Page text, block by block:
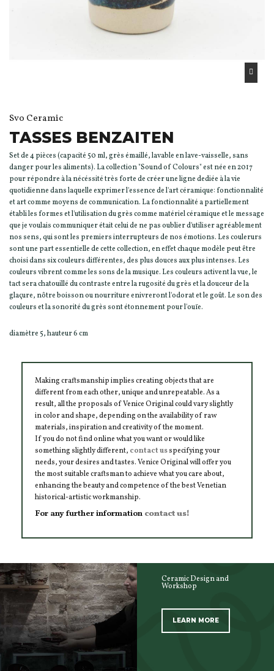
Svo Ceramic
TASSES BENZAITEN
Set de 4 pièces (capacité 50 ml, grès émaillé, lavable en lave-vaisselle, sans
danger pour les aliments). La collection "Sound of Colours" est née en 2017
pour répondre à la nécéssité très forte de créer une ligne dediée à la vie
quotidienne dans laquelle exprimer l'essence de l'art céramique: fonctionnalité
et art comme moyens de communication. La fonctionnalité a partiellement
établi les formes et l'utilisation du grès comme matériel céramique et le message
que je voulais communiquer était celui de ne pas oublier d'utiliser agréablement
nos sens, qui sont les premiers interrupteurs de nos émotions. Les coulerurs
sont une part essentielle de cette collection, en effet chaque modèle peut être
choisi dans six couleurs différentes, des plus douces aux plus intenses. Les
couleurs vibrent comme les sons de la musique. Les couleurs activent la vue, le
tact sera chatouillé du contraste entre la rugosité du grès et la douceur de la
glaçure, nôtre boisson ou nourriture enivreront l'odorat et le goût. Le son des
couleurs et la sonorité du grès sont étonnement pour l'ouïe.
diamètre 5, hauteur 6 cm
Making craftsmanship implies creating objects that are
different from each other, unique and unrepeatable. As a
result, all the proposals of Venice Original could vary slightly
in color and shape, depending on the availability of raw
materials, inspiration and creativity of the moment.
If you do not find online what you want or would like
something slightly different, contact usspecifying your
needs, your desires and tastes. Venice Original will offer you
the most suitable craftsman to achieve what you care about,
enhancing the beauty and competence of the best Venetian
historical-artistic workmanship.
For any further information contact us!
Ceramic Design and
Workshop
LEARN MORE